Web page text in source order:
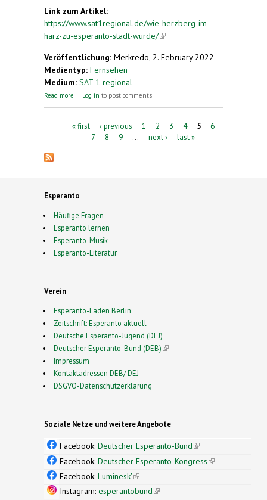
Link zum Artikel:
https://www.sat1regional.de/wie-herzberg-im-
harz-zu-esperanto-stadt-wurde/(link is external)
Veröffentlichung: Merkredo, 2. February 2022
Medientyp: Fernsehen
Medium: SAT 1 regional
Read more about Wie Herzberg im Harz zu „Esperanto-Stadt“
Log in to post comments
Pages« first ‹ previous 1 2 3 4 5
6
7
8 9 … next › last »
Esperanto
Häufige Fragen
Esperanto lernen
Esperanto-Musik
Esperanto-Literatur
Verein
Esperanto-Laden Berlin
Zeitschrift: Esperanto aktuell
Deutsche Esperanto-Jugend (DEJ)
Deutscher Esperanto-Bund (DEB)(link is external)
Impressum
Kontaktadressen DEB/ DEJ
DSGVO-Datenschutzerklärung
Soziale Netze und weitere Angebote
Facebook: Deutscher Esperanto-Bund(link is
external)
Facebook: Deutscher Esperanto-Kongress(link is
Facebook: Luminesk'(link is external)
Instagram: esperantobund(link is external)